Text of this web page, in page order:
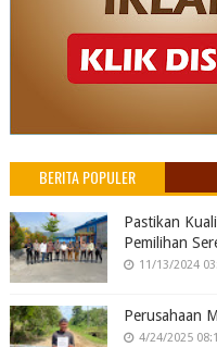
BERITA POPULER
Pastikan
Pemilihan
11/13/2024
Perusahaan
4/24/2025